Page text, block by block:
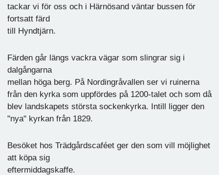
tackar vi för oss och i Härnösand väntar bussen för
fortsatt färd
till Hyndtjärn.
Färden går längs vackra vägar som slingrar sig i
dalgångarna
mellan höga berg. På Nordingråvallen ser vi ruinerna
från den kyrka som uppfördes på 1200-talet och som då
blev landskapets största sockenkyrka. Intill ligger den
"nya" kyrkan från 1829.
Besöket hos Trädgårdscaféet ger den som vill möjlighet
att köpa sig
eftermiddagskaffe.